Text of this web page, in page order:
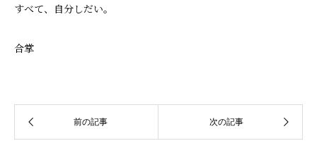
すべて、自分しだい。
合掌